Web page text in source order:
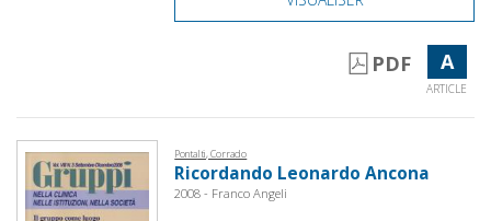
PDF A
ARTICLE
Pontalti, Corrado
Ricordando Leonardo Ancona
2008 - Franco Angeli